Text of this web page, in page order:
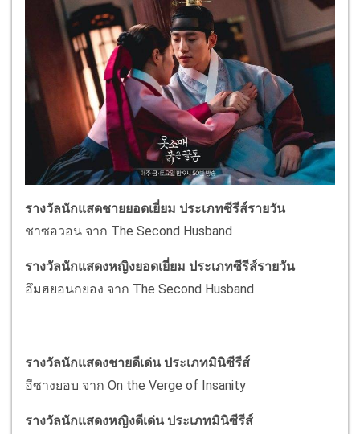
รางวัลนักแสดชายยอดเยี่ยม ประเภทซีรีส์รายวัน
ชาซอวอน จาก The Second Husband
รางวัลนักแสดงหญิงยอดเยี่ยม ประเภทซีรีส์รายวัน
อึมฮยอนกยอง จาก The Second Husband
รางวัลนักแสดงชายดีเด่น ประเภทมินิซีรีส์
อีซางยอบ จาก On the Verge of Insanity
รางวัลนักแสดงหญิงดีเด่น ประเภทมินิซีรีส์